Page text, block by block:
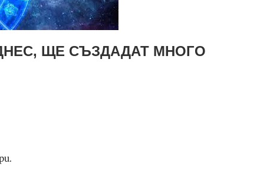
ЩЕ СЪЗДАДАТ МНОГО